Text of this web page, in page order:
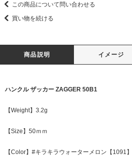
この商品について問い合わせる
買い物を続ける
商品説明 イメージ
ハンクル ザッカー ZAGGER 50B1
【Weight】3.2g
【Size】50ｍｍ
【Color】#キラキラウォーターメロン【1091】